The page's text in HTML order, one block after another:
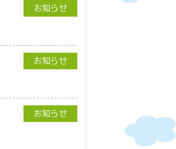
お知らせ
お知らせ
お知らせ